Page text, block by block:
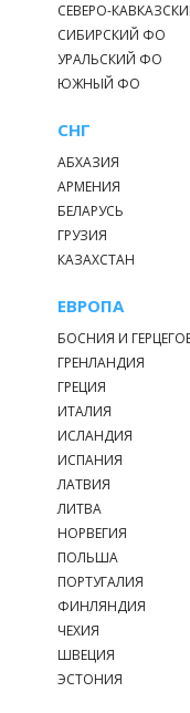
СЕВЕРО-
СИБИРСКИЙ ФО
УРАЛЬСКИЙ ФО
ЮЖНЫЙ ФО
СНГ
АБХАЗИЯ
АРМЕНИЯ
БЕЛАРУСЬ
ГРУЗИЯ
КАЗАХСТАН
ЕВРОПА
БОСНИЯ И
ГРЕНЛАНДИЯ
ГРЕЦИЯ
ИТАЛИЯ
ИСЛАНДИЯ
ИСПАНИЯ
ЛАТВИЯ
ЛИТВА
НОРВЕГИЯ
ПОЛЬША
ПОРТУГАЛИЯ
ФИНЛЯНДИЯ
ЧЕХИЯ
ШВЕЦИЯ
ЭСТОНИЯ